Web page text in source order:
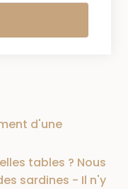
d'une
tables ? Nous
sardines - Il n'y